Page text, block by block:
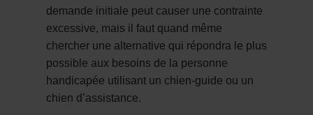
demande initiale peut causer une contrainte
excessive, mais il faut quand même
chercher une alternative qui répondra le plus
possible aux besoins de la personne
handicapée utilisant un chien-guide ou un
chien d’assistance.